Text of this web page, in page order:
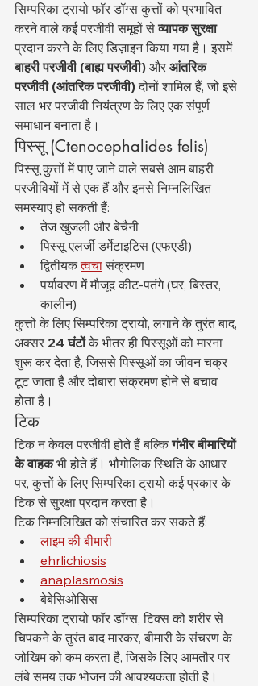
सिम्परिका ट्रायो फॉर डॉग्स कुत्तों को प्रभावित
करने वाले कई परजीवी समूहों से व्यापक सुरक्षा
प्रदान करने के लिए डिज़ाइन किया गया है। इसमें
बाहरी परजीवी (बाह्य परजीवी) और आंतरिक
परजीवी (आंतरिक परजीवी) दोनों शामिल हैं, जो इसे
साल भर परजीवी नियंत्रण के लिए एक संपूर्ण
समाधान बनाता है।
पिस्सू (Ctenocephalides felis)
पिस्सू कुत्तों में पाए जाने वाले सबसे आम बाहरी
परजीवियों में से एक हैं और इनसे निम्नलिखित
समस्याएं हो सकती हैं:
तेज खुजली और बेचैनी
पिस्सू एलर्जी डर्मेटाइटिस (एफएडी)
द्वितीयक त्वचा संक्रमण
पर्यावरण में मौजूद कीट-पतंगे (घर, बिस्तर,
कालीन)
कुत्तों के लिए सिम्परिका ट्रायो, लगाने के तुरंत बाद,
अक्सर 24 घंटों के भीतर ही पिस्सूओं को मारना
शुरू कर देता है, जिससे पिस्सूओं का जीवन चक्र
टूट जाता है और दोबारा संक्रमण होने से बचाव
होता है।
टिक
टिक न केवल परजीवी होते हैं बल्कि गंभीर बीमारियों
के वाहक भी होते हैं। भौगोलिक स्थिति के आधार
पर, कुत्तों के लिए सिम्परिका ट्रायो कई प्रकार के
टिक से सुरक्षा प्रदान करता है।
टिक निम्नलिखित को संचारित कर सकते हैं:
लाइम की बीमारी
ehrlichiosis
anaplasmosis
बेबेसिओसिस
सिम्परिका ट्रायो फॉर डॉग्स, टिक्स को शरीर से
चिपकने के तुरंत बाद मारकर, बीमारी के संचरण के
जोखिम को कम करता है, जिसके लिए आमतौर पर
लंबे समय तक भोजन की आवश्यकता होती है।